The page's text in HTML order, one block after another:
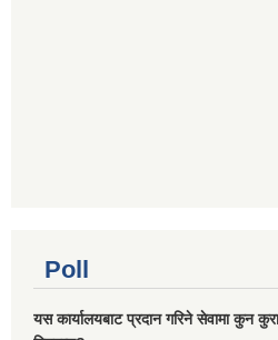
Poll
यस कार्यालयबाट प्रदान गरिने सेवामा कुन